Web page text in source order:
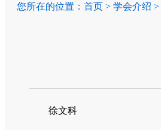
您所在的位置： 首页 > 学会介绍 >
徐文科